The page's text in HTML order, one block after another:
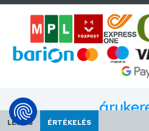
LEÍRÁS ÉRTÉKELÉS